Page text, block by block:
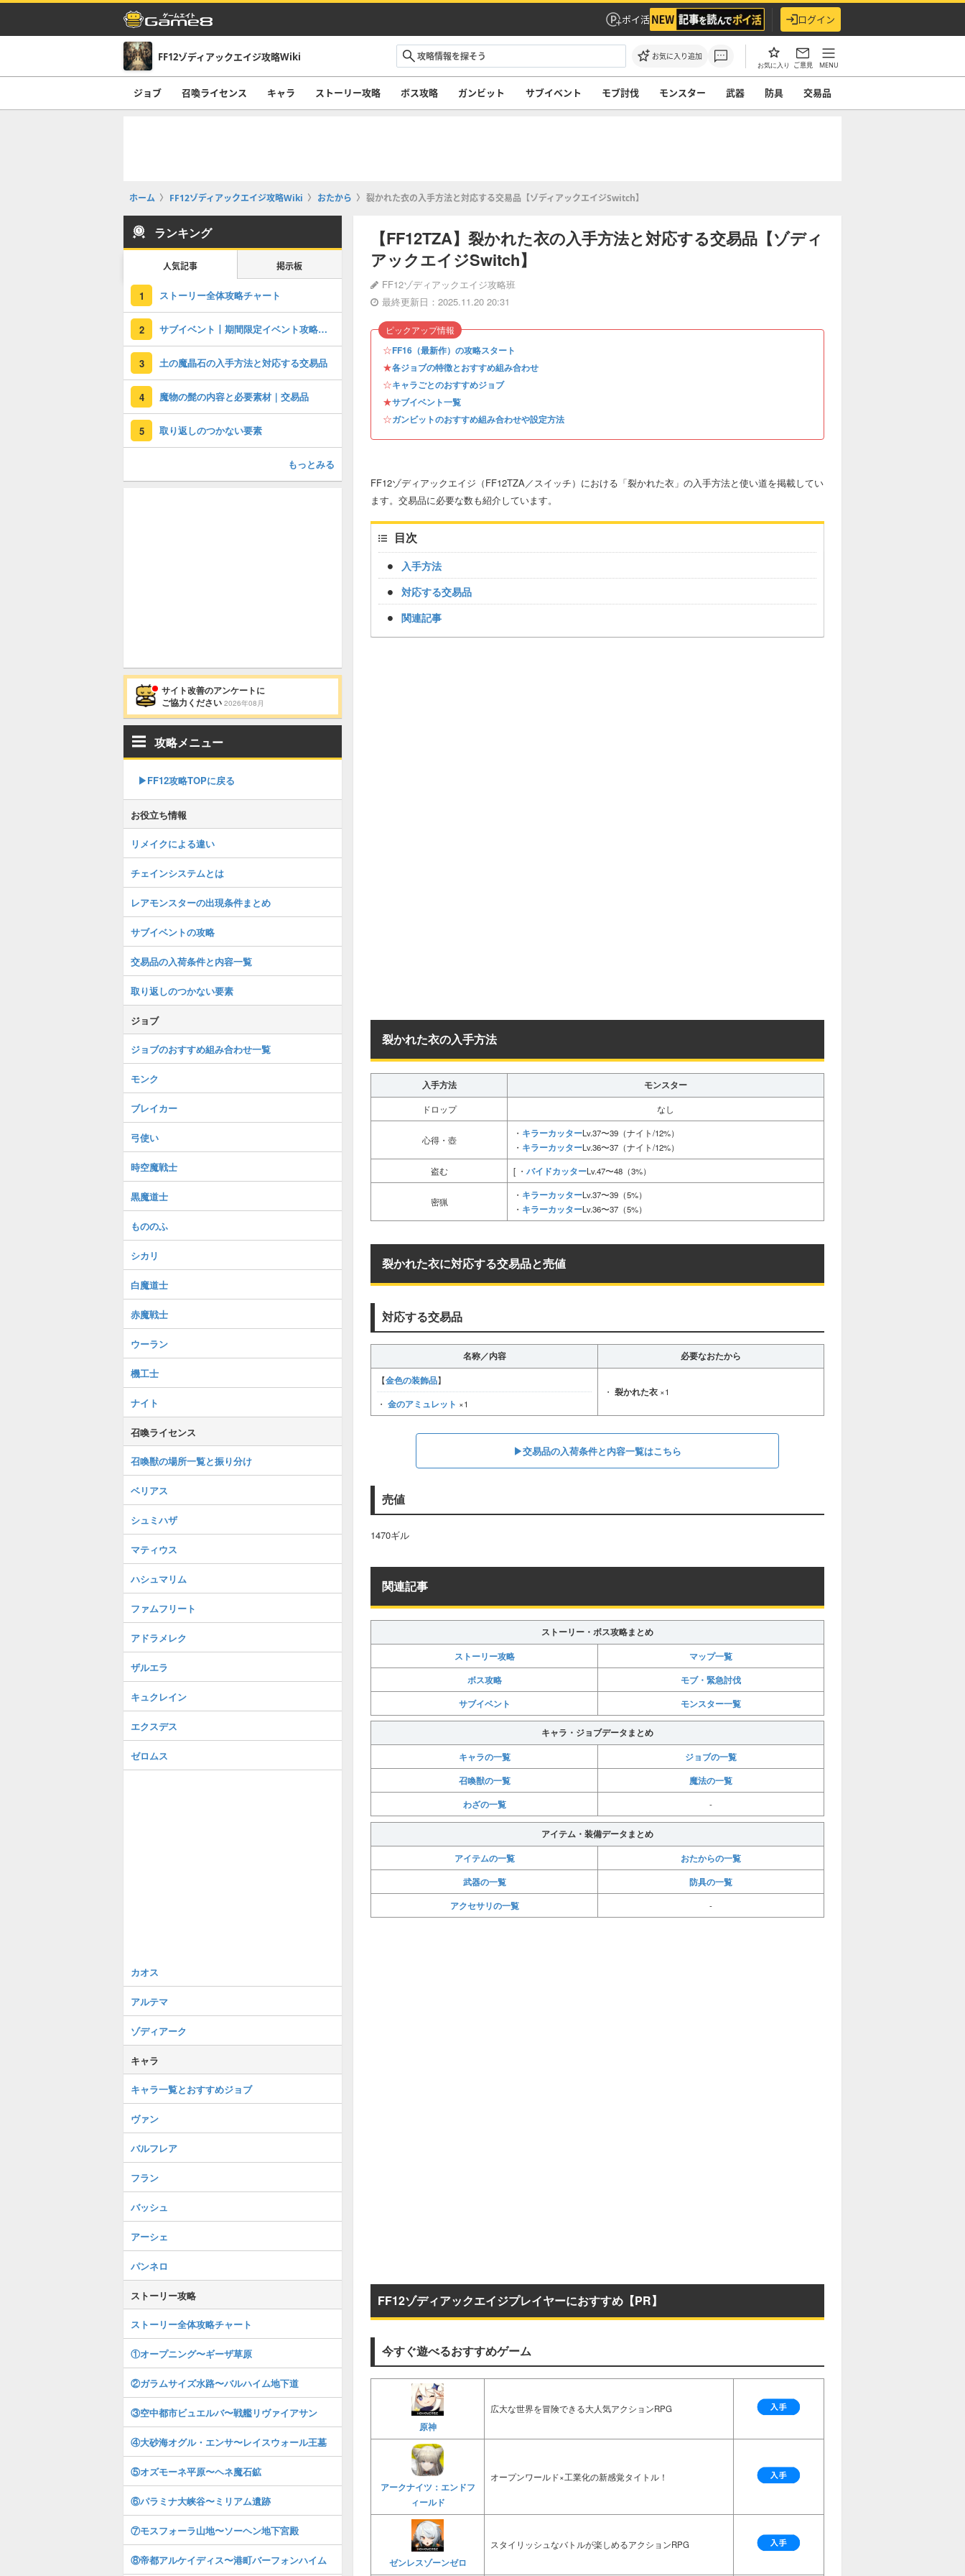
ポイ活 ログイン
FF12ゾディアックエイジ攻略Wiki お気に入り追加
お気に入り ご意見 MENU
ジョブ 召喚ライセンス キャラ ストーリー攻略 ボス攻略 ガンビット サブイベント モブ討伐 モンスター 武器 防具 交易品
ホーム FF12ゾディアックエイジ攻略Wiki おたから 裂かれた衣の入手方法と対応する交易品【ゾディアックエイジSwitch】
【FF12TZA】裂かれた衣の入手方法と対応する交易品【ゾディ
アックエイジSwitch】
FF12ゾディアックエイジ攻略班
最終更新日：2025.11.20 20:31
☆FF16（最新作）の攻略スタート
★各ジョブの特徴とおすすめ組み合わせ
☆キャラごとのおすすめジョブ
★サブイベント一覧
☆ガンビットのおすすめ組み合わせや設定方法
ピックアップ情報
FF12ゾディアックエイジ（FF12TZA／スイッチ）における「裂かれた衣」の入手方法と使い道を掲載してい
ます。交易品に必要な数も紹介しています。
目次
入手方法
対応する交易品
関連記事
裂かれた衣の入手方法
入手方法 モンスター
ドロップ なし
心得・壺
・ キラーカッターLv.37〜39（ナイト/12%）
・ キラーカッターLv.36〜37（ナイト/12%）
盗む [ ・ バイドカッターLv.47〜48（3%）
密猟
・ キラーカッターLv.37〜39（5%）
・ キラーカッターLv.36〜37（5%）
裂かれた衣に対応する交易品と売値
対応する交易品
名称／内容 必要なおたから
【金色の装飾品】
・ 金のアミュレット ×1
・ 裂かれた衣 ×1
▶交易品の入荷条件と内容一覧はこちら
売値
1470ギル
関連記事
ストーリー・ボス攻略まとめ
ストーリー攻略
マップ一覧
ボス攻略
モブ・緊急討伐
サブイベント
モンスター一覧
キャラ・ジョブデータまとめ
キャラの一覧
ジョブの一覧
召喚獣の一覧
魔法の一覧
わざの一覧
-
アイテム・装備データまとめ
アイテムの一覧
おたからの一覧
武器の一覧
防具の一覧
アクセサリの一覧
-
FF12ゾディアックエイジプレイヤーにおすすめ【PR】
今すぐ遊べるおすすめゲーム
原神
広大な世界を冒険できる大人気アクションRPG
アークナイツ：エンドフ
ィールド
オープンワールド×工業化の新感覚タイトル！
ゼンレスゾーンゼロ
スタイリッシュなバトルが楽しめるアクションRPG
ランキング
人気記事 掲示板
1 ストーリー全体攻略チャート
2 サブイベント丨期間限定イベント攻略一覧
3 土の魔晶石の入手方法と対応する交易品
4 魔物の髭の内容と必要素材｜交易品
5 取り返しのつかない要素
もっとみる
サイト改善のアンケートに
ご協力ください 2026年08月
攻略メニュー
▶︎FF12攻略TOPに戻る
お役立ち情報
リメイクによる違い
チェインシステムとは
レアモンスターの出現条件まとめ
サブイベントの攻略
交易品の入荷条件と内容一覧
取り返しのつかない要素
ジョブ
ジョブのおすすめ組み合わせ一覧
モンク
ブレイカー
弓使い
時空魔戦士
黒魔道士
もののふ
シカリ
白魔道士
赤魔戦士
ウーラン
機工士
ナイト
召喚ライセンス
召喚獣の場所一覧と振り分け
ベリアス
シュミハザ
マティウス
ハシュマリム
ファムフリート
アドラメレク
ザルエラ
キュクレイン
エクスデス
ゼロムス
カオス
アルテマ
ゾディアーク
キャラ
キャラ一覧とおすすめジョブ
ヴァン
バルフレア
フラン
バッシュ
アーシェ
パンネロ
ストーリー攻略
ストーリー全体攻略チャート
①オープニング〜ギーザ草原
②ガラムサイズ水路〜バルハイム地下道
③空中都市ビュエルバ〜戦艦リヴァイアサン
④大砂海オグル・エンサ〜レイスウォール王墓
⑤オズモーネ平原〜ヘネ魔石鉱
⑥パラミナ大峡谷〜ミリアム遺跡
⑦モスフォーラ山地〜ソーヘン地下宮殿
⑧帝都アルケイディス〜港町バーフォンハイム